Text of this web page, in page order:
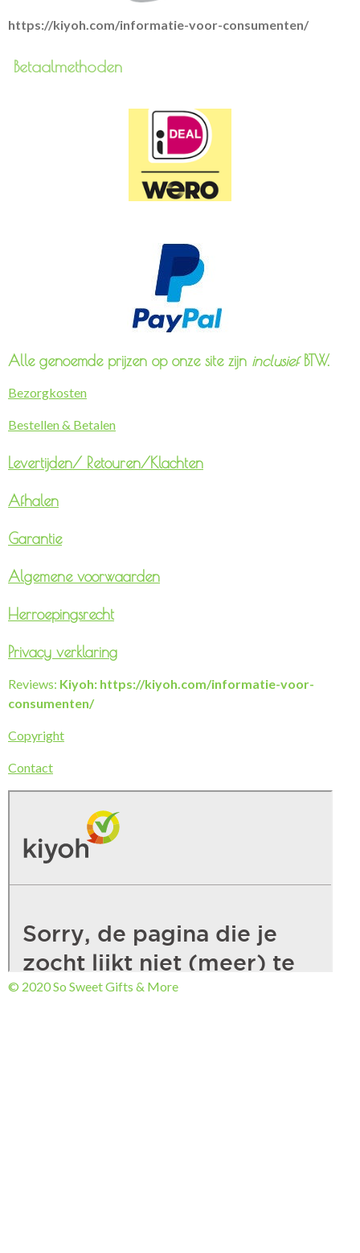
https://kiyoh.com/informatie-voor-consumenten/
Betaalmethoden
Alle genoemde prijzen op onze site zijn inclusiefBTW.
Bezorgkosten
Bestellen & Betalen
Levertijden/ Retouren/Klachten
Afhalen
Garantie
Algemene voorwaarden
Herroepingsrecht
Privacy verklaring
Reviews: Kiyoh: https://kiyoh.com/informatie-voor-
consumenten/
Copyright
Contact
© 2020 So Sweet Gifts & More